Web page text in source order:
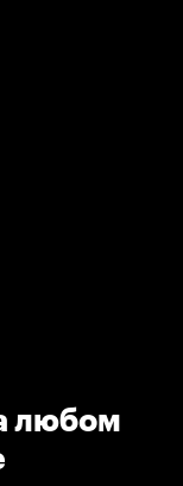
любом